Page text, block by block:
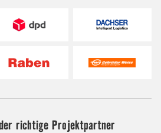
der richtige Projektpartner